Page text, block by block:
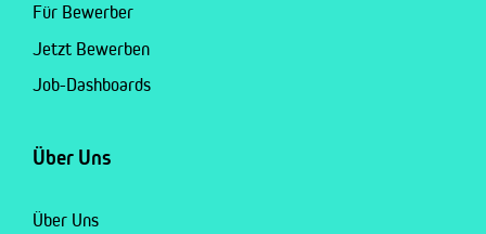
Für Bewerber
Jetzt Bewerben
Job-Dashboards
Über Uns
Über Uns